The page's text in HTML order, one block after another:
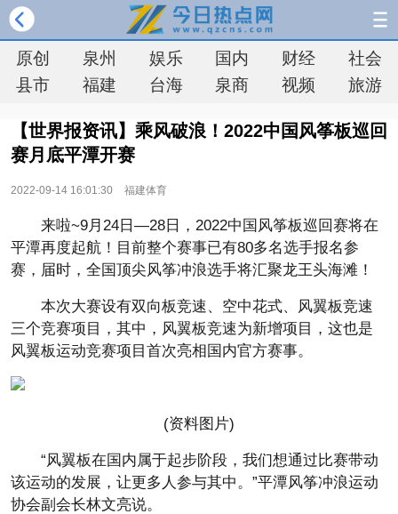
原创 泉州 娱乐 国内 财经
社会
县市
福建 台海 泉商 视频 旅游
【世界报资讯】乘风破浪！2022中国风筝板巡回
赛月底平潭开赛
2022-09-14 16:01:30 福建体育
来啦~9月24日—28日，2022中国风筝板巡回赛将在
平潭再度起航！目前整个赛事已有80多名选手报名参
赛，届时，全国顶尖风筝冲浪选手将汇聚龙王头海滩！
本次大赛设有双向板竞速、空中花式、风翼板竞速
三个竞赛项目，其中，风翼板竞速为新增项目，这也是
风翼板运动竞赛项目首次亮相国内官方赛事。
(资料图片)
“风翼板在国内属于起步阶段，我们想通过比赛带动
该运动的发展，让更多人参与其中。”平潭风筝冲浪运动
协会副会长林文亮说。